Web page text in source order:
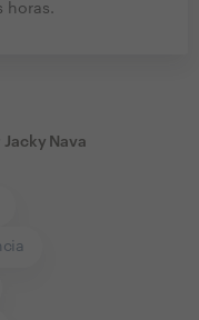
horas.
Jacky Nava